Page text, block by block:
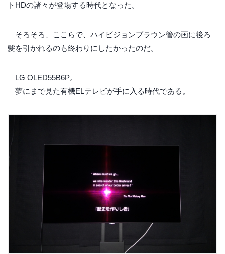
トHDの諸々が登場する時代となった。
そろそろ、ここらで、ハイビジョンブラウン管の画に後ろ
髪を引かれるのも終わりにしたかったのだ。
LG OLED55B6P。
夢にまで見た有機ELテレビが手に入る時代である。